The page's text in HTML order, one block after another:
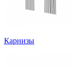
Карнизы